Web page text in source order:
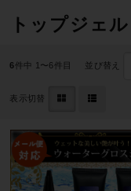
トップジェル
6件中 1〜6件目 並び替え
表示切替